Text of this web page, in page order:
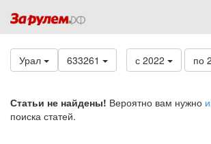
Урал 633261 с 2022 по
Статьи не найдены! Вероятно вам нужно
поиска статей.